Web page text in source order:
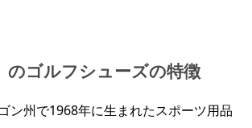
のゴルフシューズの特徴
ン州で1968年に生まれたスポーツ用品